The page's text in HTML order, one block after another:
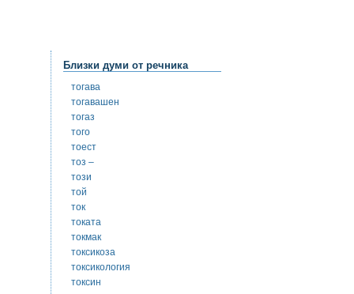
Близки думи от речника
тогава
тогавашен
тогаз
того
тоест
тоз –
този
той
ток
токата
токмак
токсикоза
токсикология
токсин